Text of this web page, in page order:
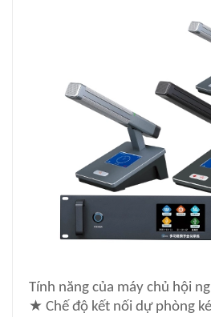
Tính năng của máy chủ hội
★ Chế độ kết nối dự phòng